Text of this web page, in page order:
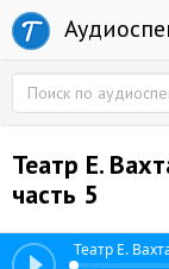
Театр Е.
часть 5
Театр Е.